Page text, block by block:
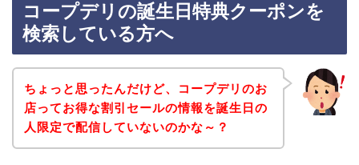
コープデリの誕生日特典クーポンを
検索している方へ
ちょっと思ったんだけど、コープデリのお
店ってお得な割引セールの情報を誕生日の
人限定で配信していないのかな～？